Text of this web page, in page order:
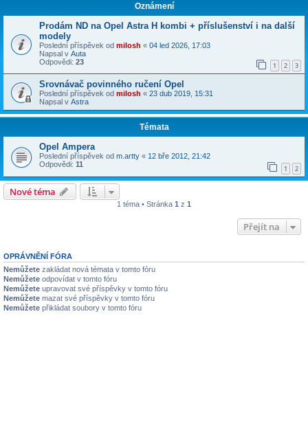
Oznámení
Prodám ND na Opel Astra H kombi + příslušenství i na další
modely
Poslední příspěvek od milosh « 04 led 2026, 17:03
Napsal v Auta
Odpovědi: 23 1 2 3
Srovnávač povinného ručení Opel
Poslední příspěvek od milosh « 23 dub 2019, 15:31
Napsal v Astra
Témata
Opel Ampera
Poslední příspěvek od m.artty « 12 bře 2012, 21:42
Odpovědi: 11 1 2
Nové téma
1 téma • Stránka 1 z 1
Přejít na
OPRÁVNĚNÍ FÓRA
Nemůžete zakládat nová témata v tomto fóru
Nemůžete odpovídat v tomto fóru
Nemůžete upravovat své příspěvky v tomto fóru
Nemůžete mazat své příspěvky v tomto fóru
Nemůžete přikládat soubory v tomto fóru